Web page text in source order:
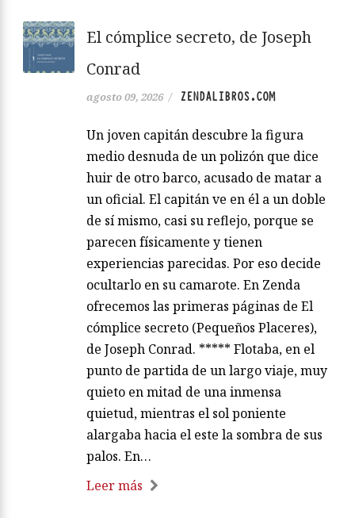
El cómplice secreto, de Joseph
Conrad
agosto 09, 2026 / ZENDALIBROS.COM
Un joven capitán descubre la figura
medio desnuda de un polizón que dice
huir de otro barco, acusado de matar a
un oficial. El capitán ve en él a un doble
de sí mismo, casi su reflejo, porque se
parecen físicamente y tienen
experiencias parecidas. Por eso decide
ocultarlo en su camarote. En Zenda
ofrecemos las primeras páginas de El
cómplice secreto (Pequeños Placeres),
de Joseph Conrad. ***** Flotaba, en el
punto de partida de un largo viaje, muy
quieto en mitad de una inmensa
quietud, mientras el sol poniente
alargaba hacia el este la sombra de sus
palos. En…
Leer más